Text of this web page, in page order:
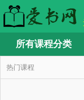
所有课程分类
热门课程